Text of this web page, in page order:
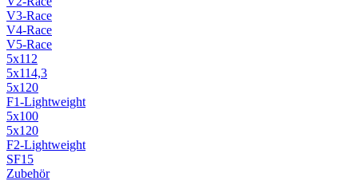
V3-Race
V4-Race
V5-Race
5x112
5x114,3
5x120
F1-Lightweight
5x100
5x120
F2-Lightweight
SF15
Zubehör